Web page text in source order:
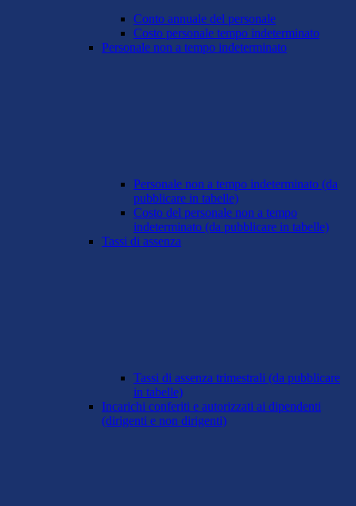
Conto annuale del personale
Costo personale tempo indeterminato
Personale non a tempo indeterminato
Personale non a tempo indeterminato (da
pubblicare in tabelle)
Costo del personale non a tempo
indeterminato (da pubblicare in tabelle)
Tassi di assenza
Tassi di assenza trimestrali (da pubblicare
in tabelle)
Incarichi conferiti e autorizzati ai dipendenti
(dirigenti e non dirigenti)